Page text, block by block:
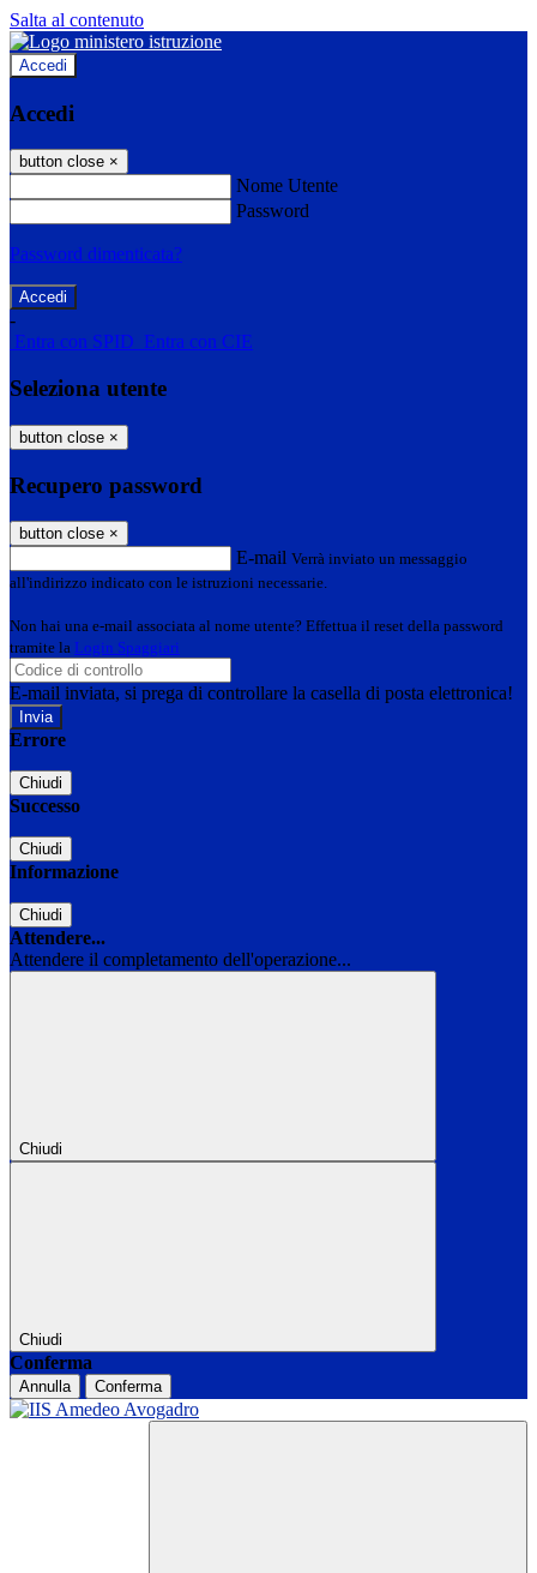
Salta al contenuto
Accedi
Accedi
button close ×
Nome Utente
Password
Password dimenticata?
-
Entra con SPID Entra con CIE
Seleziona utente
button close ×
Recupero password
button close ×
E-mail Verrà inviato un messaggio
all'indirizzo indicato con le istruzioni necessarie.
Non hai una e-mail associata al nome utente? Effettua il reset della password
tramite la Login Spaggiari
E-mail inviata, si prega di controllare la casella di posta elettronica!
Errore
Chiudi
Successo
Chiudi
Informazione
Chiudi
Attendere...
Attendere il completamento dell'operazione...
Chiudi
Chiudi
Conferma
Annulla Conferma